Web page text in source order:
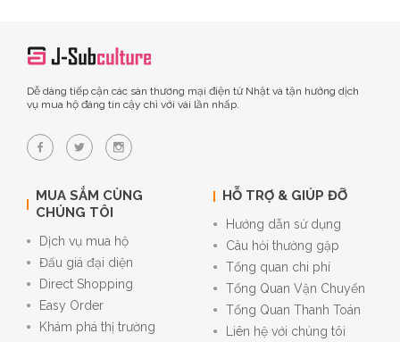
Dễ dàng tiếp cận các sàn thương mại điện tử Nhật và tận hưởng dịch
vụ mua hộ đáng tin cậy chỉ với vài lần nhấp.
MUA SẮM CÙNG
CHÚNG TÔI
Dịch vụ mua hộ
Đấu giá đại diện
Direct Shopping
Easy Order
Khám phá thị trường
HỖ TRỢ & GIÚP ĐỠ
Hướng dẫn sử dụng
Câu hỏi thường gặp
Tổng quan chi phí
Tổng Quan Vận Chuyển
Tổng Quan Thanh Toán
Liên hệ với chúng tôi